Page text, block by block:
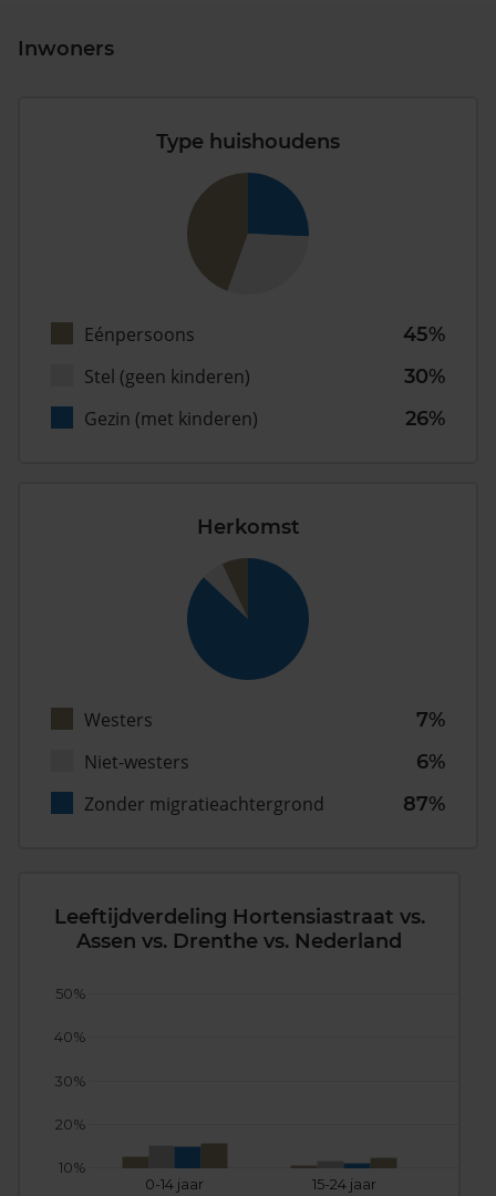
Inwoners
Type huishoudens
Eénpersoons
45%
Stel (geen kinderen)
30%
Gezin (met kinderen)
26%
Herkomst
Westers
7%
Niet-westers
6%
Zonder migratieachtergrond
87%
Leeftijdverdeling Hortensiastraat vs.
Assen vs. Drenthe vs. Nederland
0-14 jaar 15-24 jaar
10%
20%
30%
40%
50%